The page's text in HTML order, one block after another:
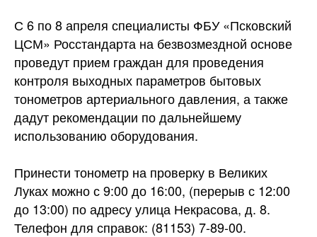
С 6 по 8 апреля специалисты ФБУ «Псковский
ЦСМ» Росстандарта на безвозмездной основе
проведут прием граждан для проведения
контроля выходных параметров бытовых
тонометров артериального давления, а также
дадут рекомендации по дальнейшему
использованию оборудования.
Принести тонометр на проверку в Великих
Луках можно с 9:00 до 16:00, (перерыв с 12:00
до 13:00) по адресу улица Некрасова, д. 8.
Телефон для справок: (81153) 7-89-00.